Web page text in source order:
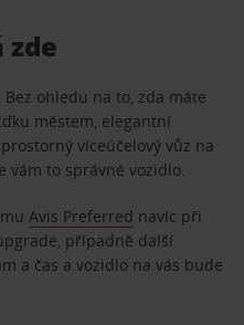
zde
ohledu na to, zda máte
městem, elegantní
víceúčelový vůz na
vám to správné vozidlo.
Avis Preferred navíc při
případně další
a čas a vozidlo na vás bude